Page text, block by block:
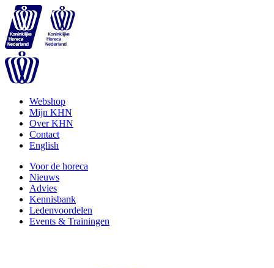
Webshop
Mijn KHN
Over KHN
Contact
English
Voor de horeca
Nieuws
Advies
Kennisbank
Ledenvoordelen
Events & Trainingen